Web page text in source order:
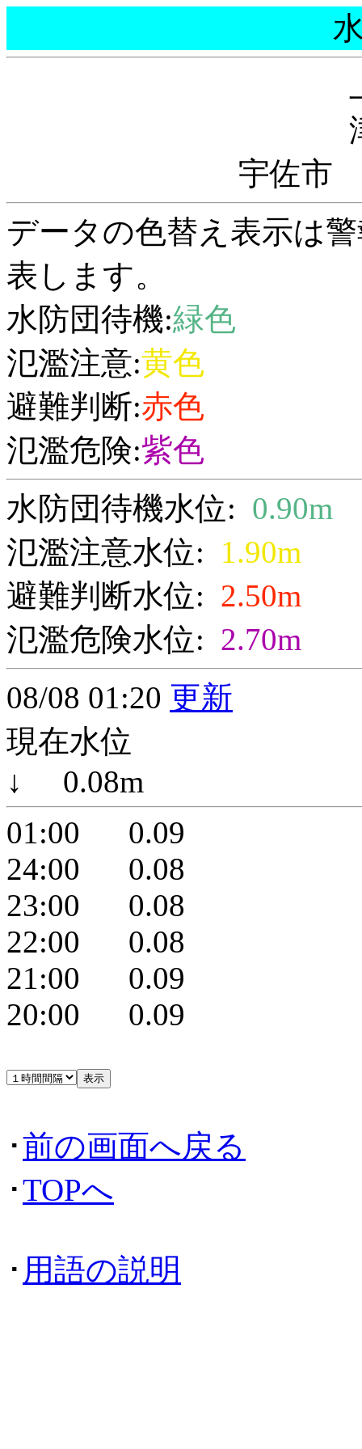
宇佐市
データの色替え表示は
表します。
水防団待機:緑色
氾濫注意:黄色
避難判断:赤色
氾濫危険:紫色
水防団待機水位: 0.90m
氾濫注意水位: 1.90m
避難判断水位: 2.50m
氾濫危険水位: 2.70m
08/08 01:20 更新
現在水位
↓ 0.08m
01:00 0.09
24:00 0.08
23:00 0.08
22:00 0.08
21:00 0.09
20:00 0.09
･前の画面へ戻る
･TOPへ
･ 用語の説明